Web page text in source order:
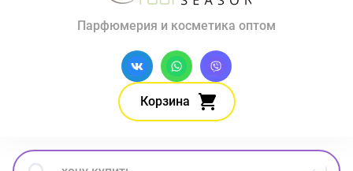
Парфюмерия и косметика оптом
Корзина